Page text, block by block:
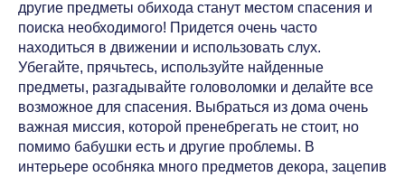
другие предметы обихода станут местом спасения и
поиска необходимого! Придется очень часто
находиться в движении и использовать слух.
Убегайте, прячьтесь, используйте найденные
предметы, разгадывайте головоломки и делайте все
возможное для спасения. Выбраться из дома очень
важная миссия, которой пренебрегать не стоит, но
помимо бабушки есть и другие проблемы. В
интерьере особняка много предметов декора, зацепив